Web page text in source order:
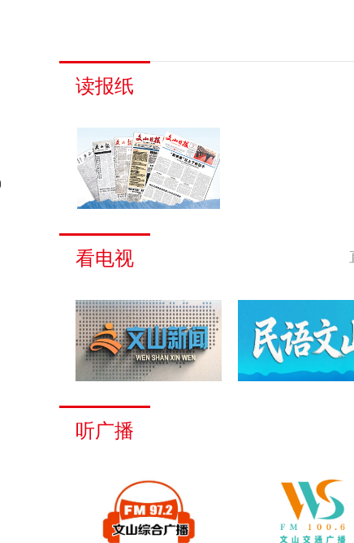
读报纸
看电视
听广播